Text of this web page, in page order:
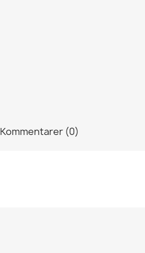
Kommentarer (0)